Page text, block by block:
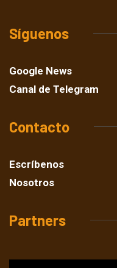
Síguenos
Google News
Canal de Telegram
Contacto
Escríbenos
Nosotros
Partners